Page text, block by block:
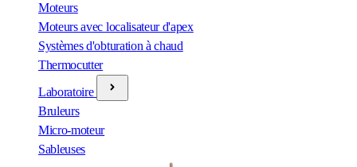
Moteurs
Moteurs avec localisateur d'apex
Systèmes d'obturation à chaud
Thermocutter
Laboratoire
Bruleurs
Micro-moteur
Sableuses